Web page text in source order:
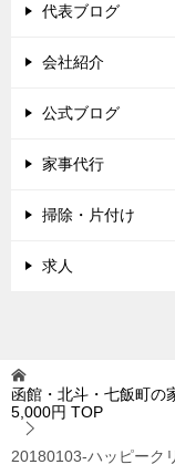
代表ブログ
会社紹介
公式ブログ
家事代行
掃除・片付け
求人
函館・北斗・七飯町の
5,000円 TOP
20180103-ハッピーク